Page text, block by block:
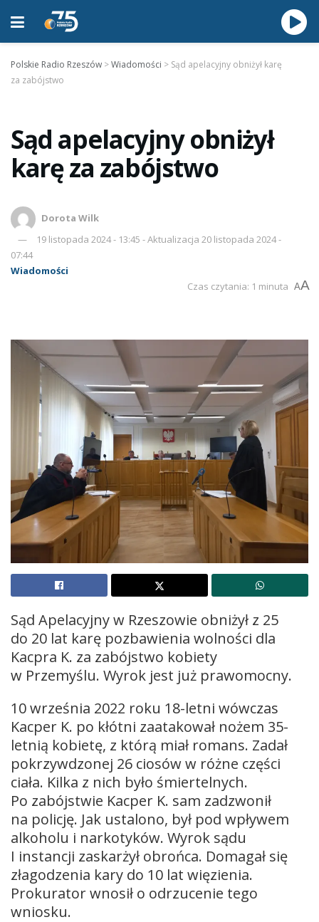
Polskie Radio Rzeszów >Wiadomości > Sąd apelacyjny obniżył karę
za zabójstwo
Sąd apelacyjny obniżył
karę za zabójstwo
Dorota Wilk
19 listopada 2024 - 13:45 - Aktualizacja 20 listopada 2024 -
07:44
Wiadomości
Czas czytania: 1 minuta AA
Sąd Apelacyjny w Rzeszowie obniżył z 25
do 20 lat karę pozbawienia wolności dla
Kacpra K. za zabójstwo kobiety
w Przemyślu. Wyrok jest już prawomocny.
10 września 2022 roku 18-letni wówczas
Kacper K. po kłótni zaatakował nożem 35-
letnią kobietę, z którą miał romans. Zadał
pokrzywdzonej 26 ciosów w różne części
ciała. Kilka z nich było śmiertelnych.
Po zabójstwie Kacper K. sam zadzwonił
na policję. Jak ustalono, był pod wpływem
alkoholu i narkotyków. Wyrok sądu
I instancji zaskarżył obrońca. Domagał się
złagodzenia kary do 10 lat więzienia.
Prokurator wnosił o odrzucenie tego
wniosku.